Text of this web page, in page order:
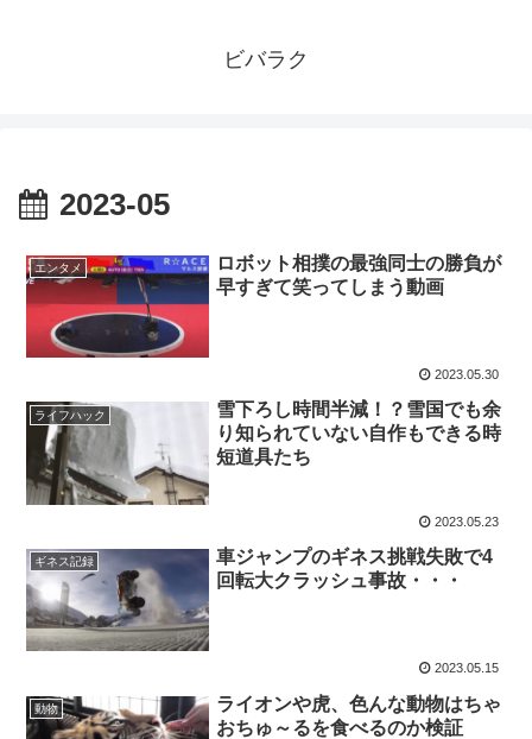
ビバラク
2023-05
エンタメ
ロボット相撲の最強同士の勝負が
早すぎて笑ってしまう動画
2023.05.30
ライフハック
雪下ろし時間半減！？雪国でも余
り知られていない自作もできる時
短道具たち
2023.05.23
ギネス記録
車ジャンプのギネス挑戦失敗で4
回転大クラッシュ事故・・・
2023.05.15
動物
ライオンや虎、色んな動物はちゃ
おちゅ～るを食べるのか検証